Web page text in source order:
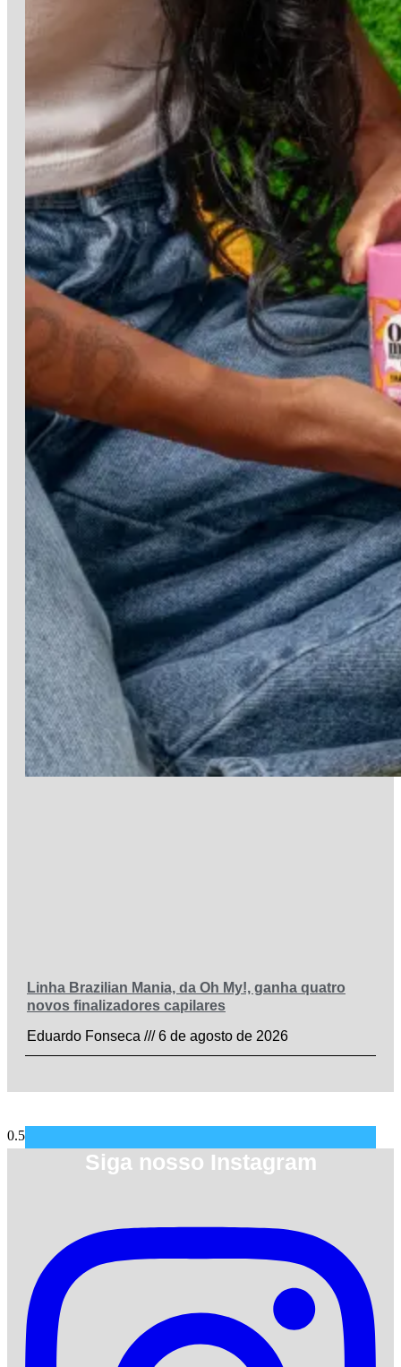
Linha Brazilian Mania, da Oh My!, ganha quatro
novos finalizadores capilares
Eduardo Fonseca
6 de agosto de 2026
Siga nosso Instagram